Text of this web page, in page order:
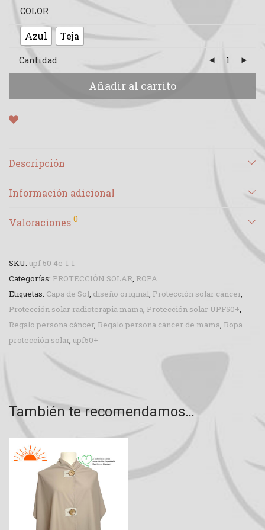
COLOR
Azul Teja
Cantidad
Añadir al carrito
Descripción
Información adicional
Valoraciones 0
SKU: upf 50 4e-1-1
Categorías: PROTECCIÓN SOLAR ROPA
Etiquetas: Capa de Sol diseño original Protección solar cáncer
Protección solar radioterapia mama Protección solar UPF50+
Regalo persona cáncer Regalo persona cáncer de mama Ropa
protección solar upf50+
También te recomendamos…